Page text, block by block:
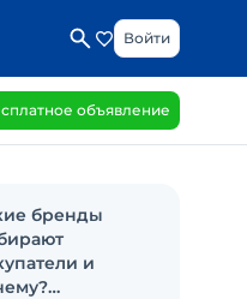
Войти
объявление
бренды
и